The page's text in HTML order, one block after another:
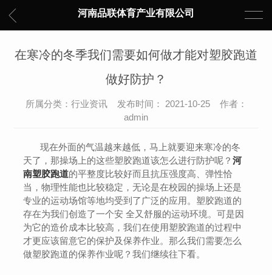
河南品联体育产业有限公司
在寒冷的冬季我们需要如何做才能对塑胶跑道
做好防护？
所属分类：行业资讯 发布时间： 2021-10-25 作者：
admin
现在外面的气温越来越低，马上就要迎来寒冷的冬
天了，那操场上的这些塑胶跑道该怎么进行防护呢？河
南塑胶跑道的平整度比较好而且抗压强度高、弹性恰
当，物理性能也比较稳定，无论是在校园的操场上还是
专业的运动场馆等地均受到了广泛的应用。塑胶跑道的
存在为我们创造了一个安 全又舒服的运动环境。可是因
为它的造价成本比较高，我们在使用塑胶跑道的过程中
才更应该留意它的保护及保养作业。那么我们需要怎么
做塑胶跑道的保养作业呢？我们继续往下看。